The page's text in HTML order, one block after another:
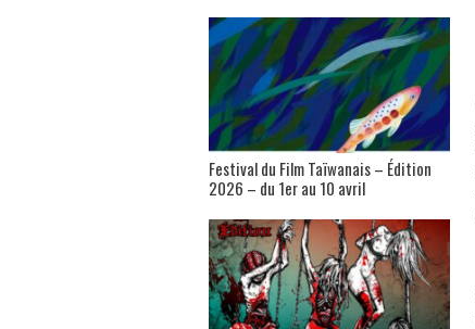
Festival du Film Taïwanais – Édition
2026 – du 1er au 10 avril